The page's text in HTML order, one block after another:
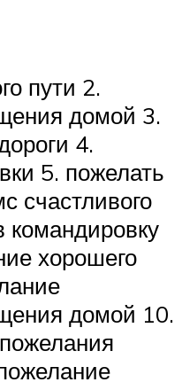
пути 2.
домой 3.
4.
5. пожелать
счастливого
командировку
хорошего
домой 10.